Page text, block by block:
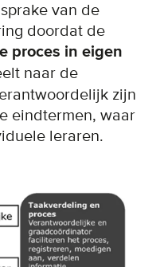
van de
doordat de
proces in eigen
naar de
zijn
eindtermen, waar
leraren.